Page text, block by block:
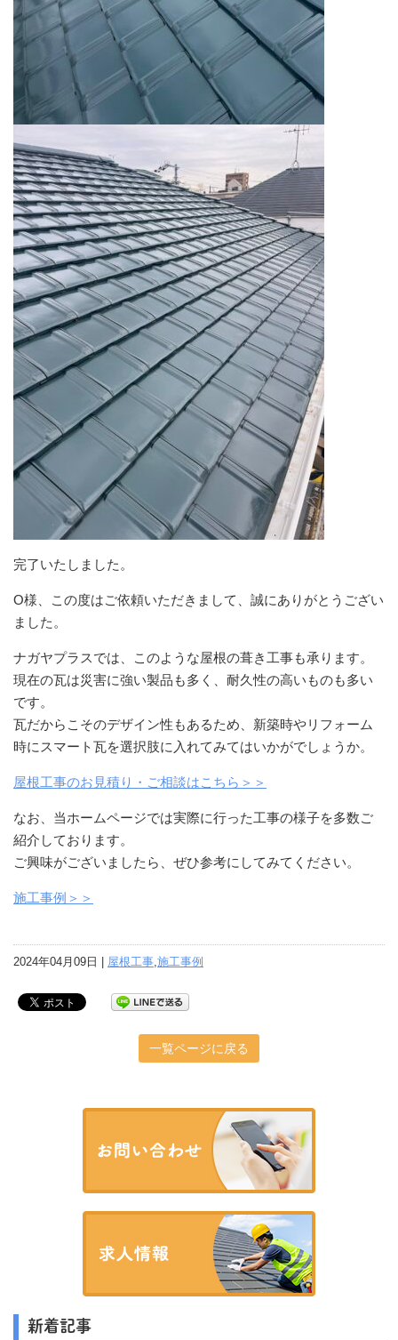
完了いたしました。
O様、この度はご依頼いただきまして、誠にありがとうござい
ました。
ナガヤプラスでは、このような屋根の葺き工事も承ります。
現在の瓦は災害に強い製品も多く、耐久性の高いものも多い
です。
瓦だからこそのデザイン性もあるため、新築時やリフォーム
時にスマート瓦を選択肢に入れてみてはいかがでしょうか。
屋根工事のお見積り・ご相談はこちら＞＞
なお、当ホームページでは実際に行った工事の様子を多数ご
紹介しております。
ご興味がございましたら、ぜひ参考にしてみてください。
施工事例＞＞
2024年04月09日 | 屋根工事 施工事例
一覧ページに戻る
新着記事